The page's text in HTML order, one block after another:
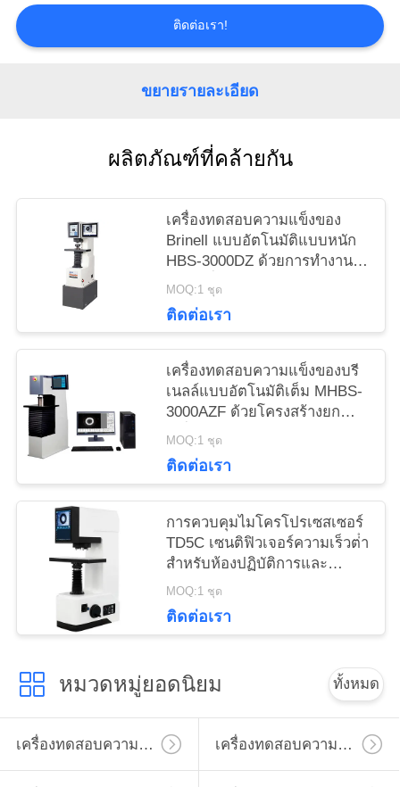
POLICY
ติดต่อเรา!
ขยายรายละเอียด
ผลิตภัณฑ์ที่คล้ายกัน
เครื่องทดสอบความแข็งของ
Brinell แบบอัตโนมัติแบบหนัก
HBS-3000DZ ด้วยการทํางาน
แบบหนึ่งคีย์
MOQ:1 ชุด
ติดต่อเรา
เครื่องทดสอบความแข็งของบรี
เนลล์แบบอัตโนมัติเต็ม MHBS-
3000AZF ด้วยโครงสร้างยก
เครื่องยนต์
MOQ:1 ชุด
ติดต่อเรา
การควบคุมไมโครโปรเซสเซอร์
TD5C เซนติฟิวเจอร์ความเร็วต่ํา
สําหรับห้องปฏิบัติการและ
ชีวเคมี
MOQ:1 ชุด
ติดต่อเรา
หมวดหมู่ยอดนิยม ทั้งหมด
เครื่องทดสอบความแข็งไมโครวิคเกอร์ เครื่องทดสอบความแข็งวิคเกอร์